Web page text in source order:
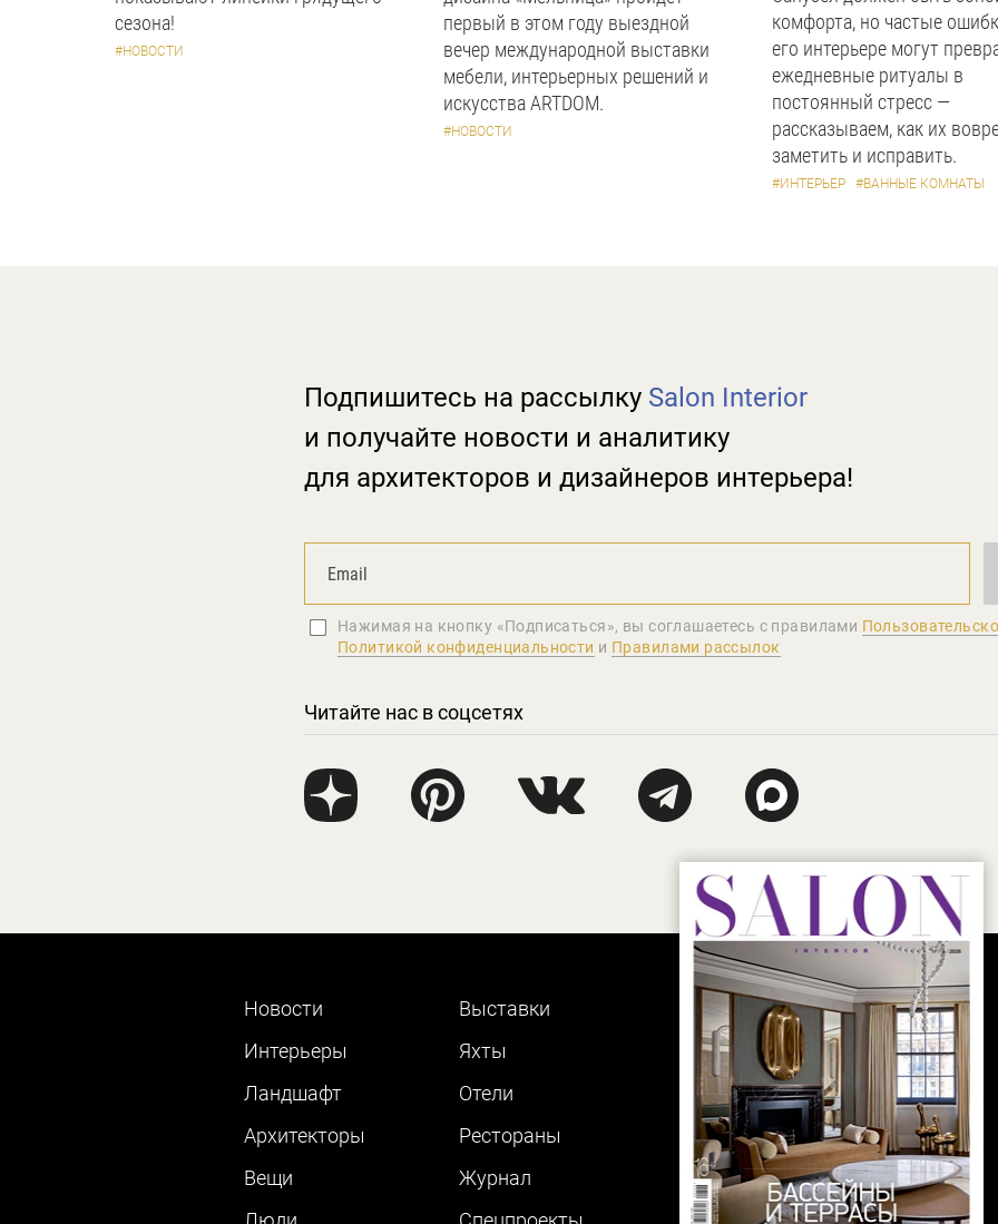
сезона!
#НОВОСТИ
первый в этом году выездной
вечер международной выставки
мебели, интерьерных решений и
искусства ARTDOM.
#НОВОСТИ
комфорта, но частые
его интерьере могут
ежедневные ритуалы в
постоянный стресс —
рассказываем, как их
заметить и исправить.
#ИНТЕРЬЕР #ВАННЫЕ КОМНАТЫ
Подпишитесь на рассылку Salon Interior
и получайте новости и аналитику
для архитекторов и дизайнеров интерьера!
Нажимая на кнопку «Подписаться», вы соглашаетеcь с правилами
Политикой конфиденциальности и Правилами рассылок
Читайте нас в соцсетях
Новости
Интерьеры
Ландшафт
Архитекторы
Вещи
Выставки
Яхты
Отели
Рестораны
Журнал